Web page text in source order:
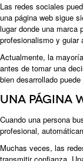
Las redes sociales
una página web sigue
lugar donde una marca
profesionalismo y guiar
Actualmente, la
antes de tomar una
bien desarrollado
Una página
Cuando una persona
profesional,
Muchas veces, las